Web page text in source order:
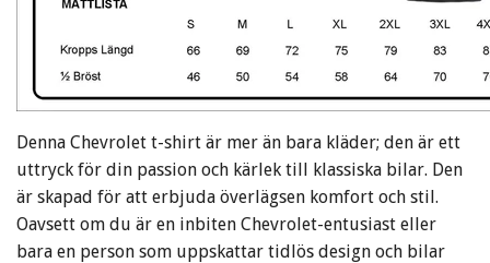
Denna Chevrolet t-shirt är mer än bara kläder; den är ett
uttryck för din passion och kärlek till klassiska bilar. Den
är skapad för att erbjuda överlägsen komfort och stil.
Oavsett om du är en inbiten Chevrolet-entusiast eller
bara en person som uppskattar tidlös design och bilar